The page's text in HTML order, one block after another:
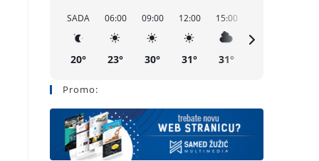
SADA
20°
06:00
23°
09:00
30°
12:00
31°
15:00
31°
Promo: